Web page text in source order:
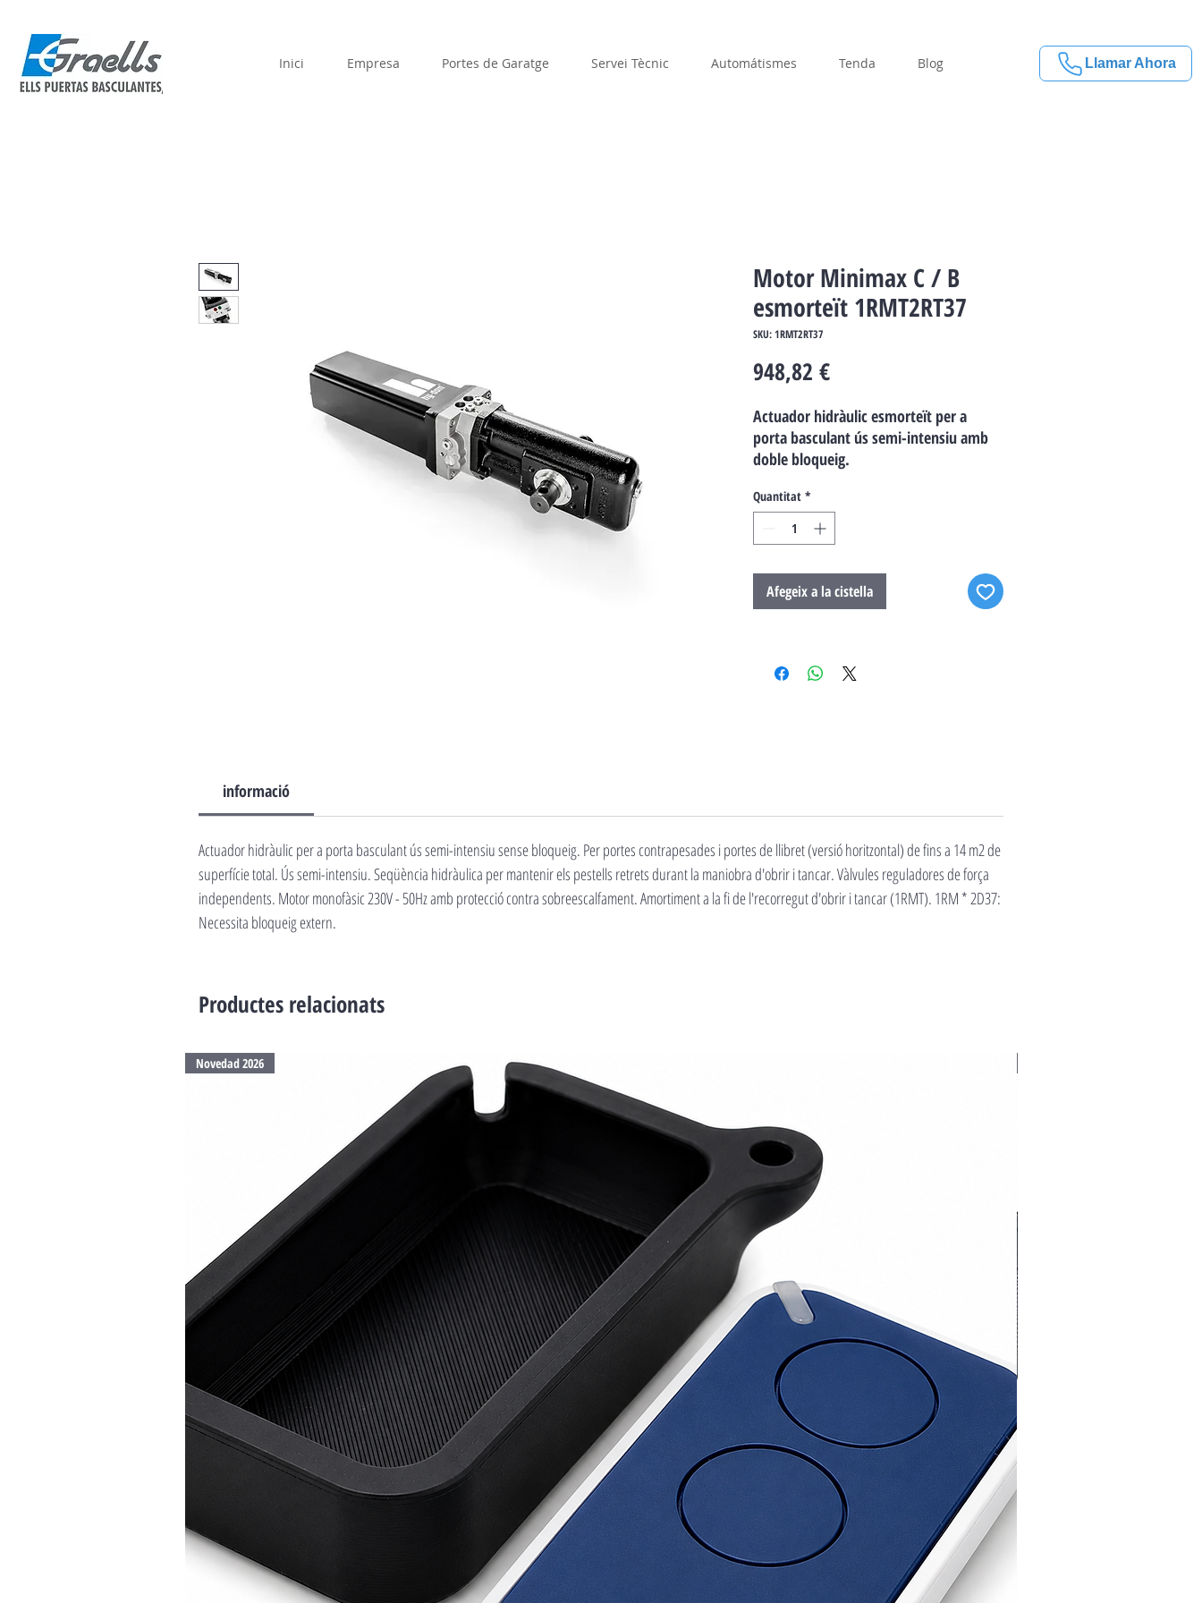
Inici Empresa Portes de Garatge Servei Tècnic Automátismes Tenda Blog Llamar Ahora
Motor Minimax C / B
esmorteït 1RMT2RT37
SKU: 1RMT2RT37
948,82 €Price
Actuador hidràulic esmorteït per a
porta basculant ús semi-intensiu amb
doble bloqueig.
Quantitat *
Afegeix a la cistella
informació
Actuador hidràulic per a porta basculant ús semi-intensiu sense bloqueig. Per portes contrapesades i portes de llibret (versió horitzontal) de fins a 14 m2 de
superfície total. Ús semi-intensiu. Seqüència hidràulica per mantenir els pestells retrets durant la maniobra d'obrir i tancar. Vàlvules reguladores de força
independents. Motor monofàsic 230V - 50Hz amb protecció contra sobreescalfament. Amortiment a la fi de l'recorregut d'obrir i tancar (1RMT). 1RM * 2D37:
Necessita bloqueig extern.
Productes relacionats
Novedad 2026